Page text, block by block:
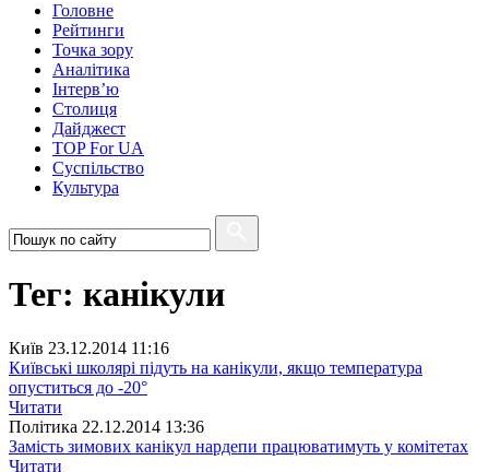
Головне
Рейтинги
Точка зору
Аналітика
Інтерв’ю
Столиця
Дайджест
TOP For UA
Суспiльство
Культура
Тег: канікули
Київ 23.12.2014 11:16
Київські школярі підуть на канікули, якщо температура
опуститься до -20°
Читати
Полiтика 22.12.2014 13:36
Замість зимових канікул нардепи працюватимуть у комітетах
Читати